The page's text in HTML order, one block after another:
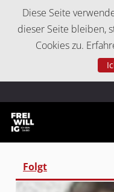
Diese Seite
dieser Seite bleiben,
Cookies zu.
Folgt
Cookie-Einstellungen